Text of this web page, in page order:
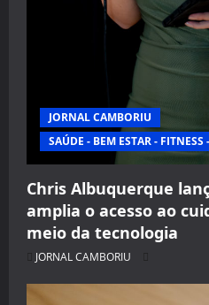
JORNAL CAMBORIU
SAÚDE - BEM ESTAR - FITNESS
Chris Albuquerque
amplia o acesso ao
meio da tecnologia
JORNAL CAMBORIU